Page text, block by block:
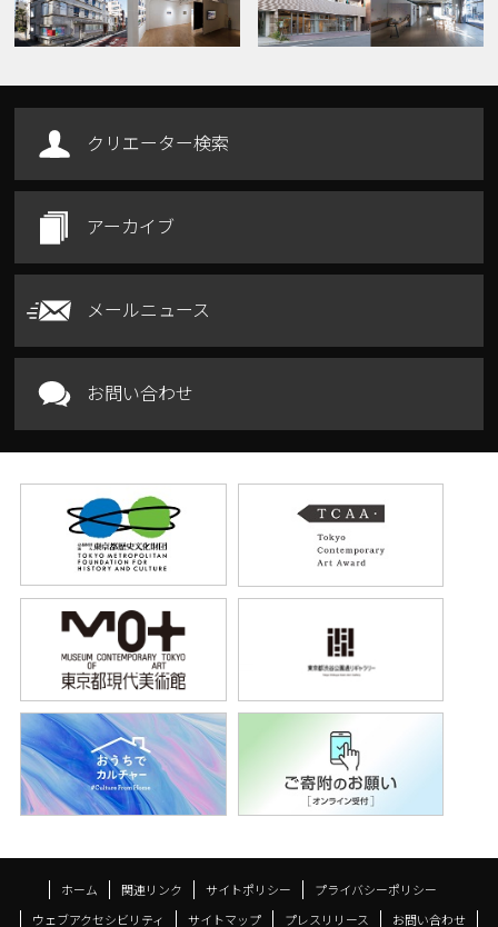
クリエーター検索
アーカイブ
メールニュース
お問い合わせ
ホーム 関連リンク サイトポリシー
プライバシーポリシー
ウェブアクセシビリティ
サイトマップ プレスリリース お問い合わせ